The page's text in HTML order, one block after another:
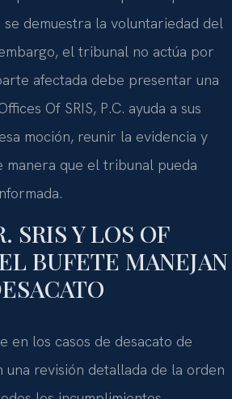
demuestra la voluntariedad del
el tribunal no actúa por
afectada debe presentar una
Of SRIS, P.C. ayuda a sus
moción, reunir la evidencia y
manera que el tribunal pueda
SRIS Y LOS OF
BUFETE MANEJAN
en los casos de desacato de
una revisión detallada de la orden